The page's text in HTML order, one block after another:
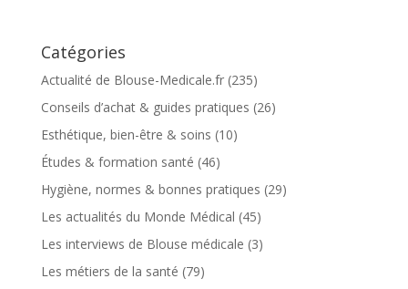
Catégories
Actualité de Blouse-Medicale.fr(235)
Conseils d’achat & guides pratiques (26)
Esthétique, bien-être & soins (10)
Études & formation santé (46)
Hygiène, normes & bonnes pratiques (29)
Les actualités du Monde Médical (45)
Les interviews de Blouse médicale (3)
Les métiers de la santé (79)